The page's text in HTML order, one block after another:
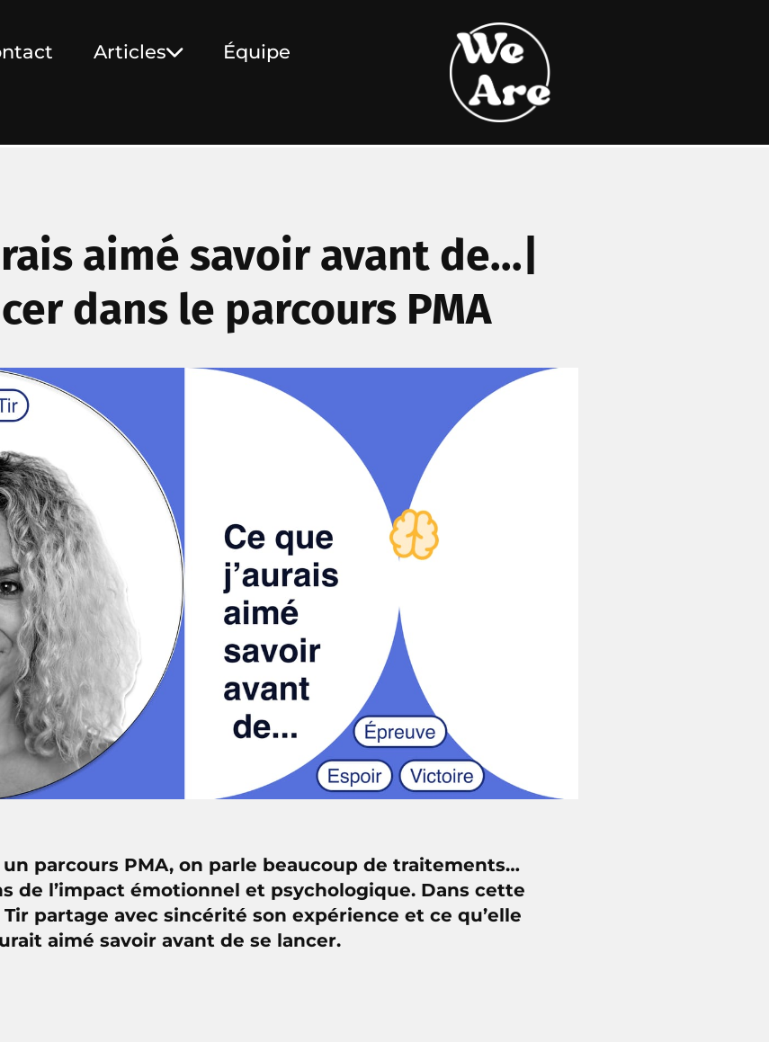
Articles Équipe
aimé savoir avant de...|
dans le parcours PMA
un parcours PMA, on parle beaucoup de traitements…
de l’impact émotionnel et psychologique. Dans cette
partage avec sincérité son expérience et ce qu’elle
aimé savoir avant de se lancer.